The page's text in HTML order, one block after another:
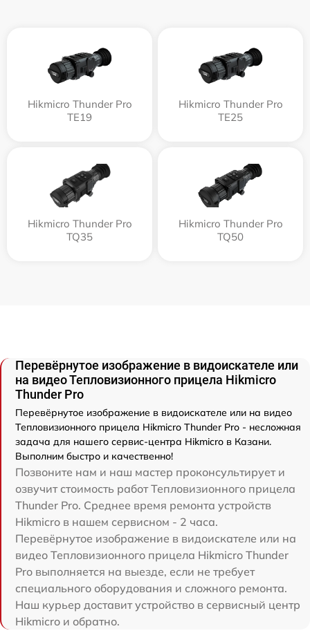
Hikmicro Thunder Pro
TE19
Hikmicro Thunder Pro
TE25
Hikmicro Thunder Pro
TQ35
Hikmicro Thunder Pro
TQ50
Перевёрнутое изображение в видоискателе или
на видео Тепловизионного прицела Hikmicro
Thunder Pro
Перевёрнутое изображение в видоискателе или на видео
Тепловизионного прицела Hikmicro Thunder Pro - несложная
задача для нашего сервис-центра Hikmicro в Казани.
Выполним быстро и качественно!
Позвоните нам и наш мастер проконсультирует и
озвучит стоимость работ Тепловизионного прицела
Thunder Pro. Среднее время ремонта устройств
Hikmicro в нашем сервисном - 2 часа.
Перевёрнутое изображение в видоискателе или на
видео Тепловизионного прицела Hikmicro Thunder
Pro выполняется на выезде, если не требует
специального оборудования и сложного ремонта.
Наш курьер доставит устройство в сервисный центр
Hikmicro и обратно.